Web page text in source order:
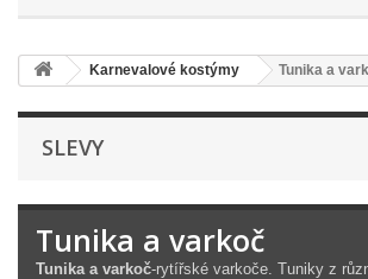
Karnevalové kostýmy Tunika a
SLEVY
Tunika a varkoč
Tunika a varkoč-rytířské varkoče. Tuniky z